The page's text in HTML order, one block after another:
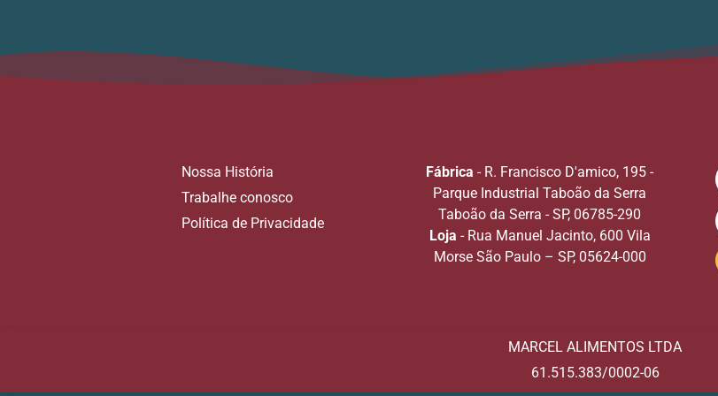
Nossa História
Trabalhe conosco
Política de Privacidade
Fábrica - R. Francisco D'amico, 195 -
Parque Industrial Taboão da Serra
Taboão da Serra - SP, 06785-290
Loja - Rua Manuel Jacinto, 600 Vila
Morse São Paulo – SP, 05624-000
MARCEL ALIMENTOS LTDA
61.515.383/0002-06